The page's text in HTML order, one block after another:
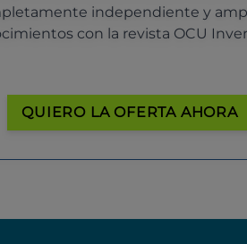
independiente y
con la revista OCU
QUIERO LA OFERTA AHORA